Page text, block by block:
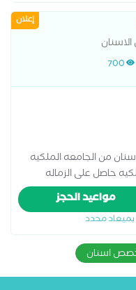
إعلان
700
من الجامعه الملكيه
حاصل على الزماله
بلندن زميل كليه
مواعيد الحجز
محدد
اسنان